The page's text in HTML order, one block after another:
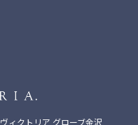
ヴィクトリア グローブ金沢